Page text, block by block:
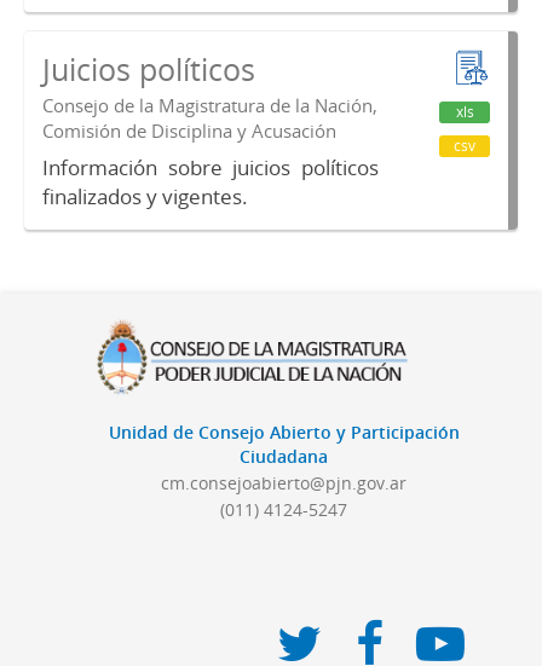
Juicios políticos
Consejo de la Magistratura de la Nación,
Comisión de Disciplina y Acusación
Información sobre juicios políticos
finalizados y vigentes.
xls
csv
Unidad de Consejo Abierto y Participación
Ciudadana
cm.consejoabierto@pjn.gov.ar
(011) 4124-5247